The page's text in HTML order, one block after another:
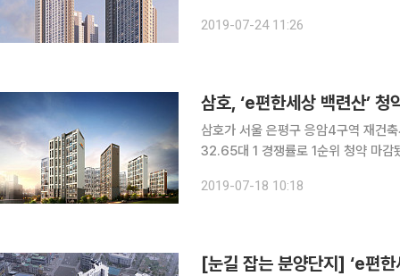
구성된다. 아파트(총 552가구)는 지
2019-07-24 11:26
삼호, ‘e편한세상 백련산’
삼호가 서울 은평구 응암4구역 재건
32.65대 1 경쟁률로 1순위 청약 마감됐다. 18일 금융결제원에 따르면 지난 17일 ‘e편
률은 전용면적 84㎡A 타입에서 나
2019-07-18 10:18
[눈길 잡는 분양단지] ‘e편